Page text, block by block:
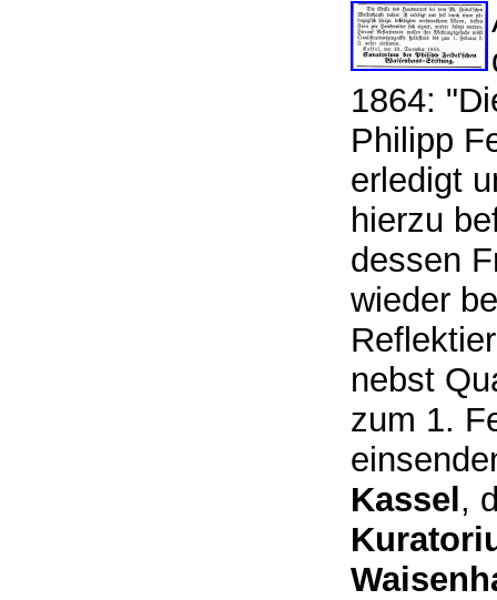
1864:
Philipp
erledigt
hierzu
dessen
wieder
nebst
zum 1.
Kassel ,